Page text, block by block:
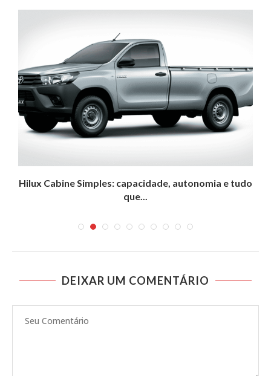
Hilux Cabine Simples: capacidade, autonomia e tudo
que...
DEIXAR UM COMENTÁRIO